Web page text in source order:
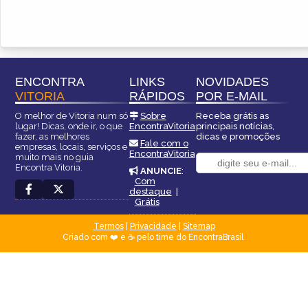
ENCONTRA
VITORIA
O melhor de Vitoria num só
lugar! Dicas, onde ir, o que
fazer, as melhores
empresas, locais, serviços e
muito mais no guia
Encontra Vitoria.
LINKS
RÁPIDOS
Sobre
EncontraVitoria
Fale com o
EncontraVitoria
ANUNCIE:
Com
destaque |
Grátis
NOVIDADES
POR E-MAIL
Receba grátis as
principais notícias,
dicas e promoções
Termos| Privacidade
Sitemap
Criado com ❤️ e ☕ pelo time do EncontraBrasil